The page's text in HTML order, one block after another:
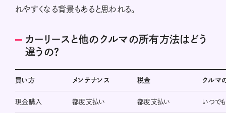
れやすくなる背景もあると思われる。
カーリースと他のクルマの所有方法はどう
違うの？
買い方 メンテナンス 税金 クルマ
現金購入 都度支払い 都度支払い いつで